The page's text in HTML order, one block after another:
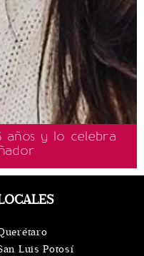
años y lo celebra
Luis Potosí